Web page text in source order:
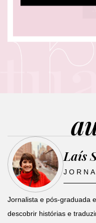
Laís
Jornalista e pós-graduada
descobrir histórias e
l
-
l
l